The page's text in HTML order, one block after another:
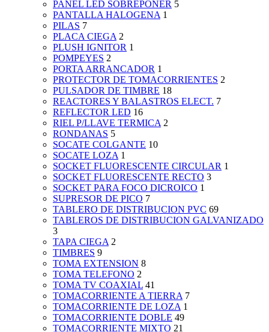
PANEL LED SOBREPONER 5
PANTALLA HALOGENA 1
PILAS 7
PLACA CIEGA 2
PLUSH IGNITOR 1
POMPEYES 2
PORTA ARRANCADOR 1
PROTECTOR DE TOMACORRIENTES 2
PULSADOR DE TIMBRE 18
REACTORES Y BALASTROS ELECT. 7
REFLECTOR LED 16
RIEL P/LLAVE TERMICA 2
RONDANAS 5
SOCATE COLGANTE 10
SOCATE LOZA 1
SOCKET FLUORESCENTE CIRCULAR 1
SOCKET FLUORESCENTE RECTO 3
SOCKET PARA FOCO DICROICO 1
SUPRESOR DE PICO 7
TABLERO DE DISTRIBUCION PVC 69
TABLEROS DE DISTRIBUCION GALVANIZADO
3
TAPA CIEGA 2
TIMBRES 9
TOMA EXTENSION 8
TOMA TELEFONO 2
TOMA TV COAXIAL 41
TOMACORRIENTE A TIERRA 7
TOMACORRIENTE DE LOZA 1
TOMACORRIENTE DOBLE 49
TOMACORRIENTE MIXTO 21